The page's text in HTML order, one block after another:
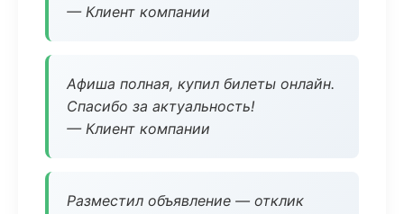
— Клиент компании
Афиша полная, купил билеты онлайн.
Спасибо за актуальность!
— Клиент компании
Разместил объявление — отклик